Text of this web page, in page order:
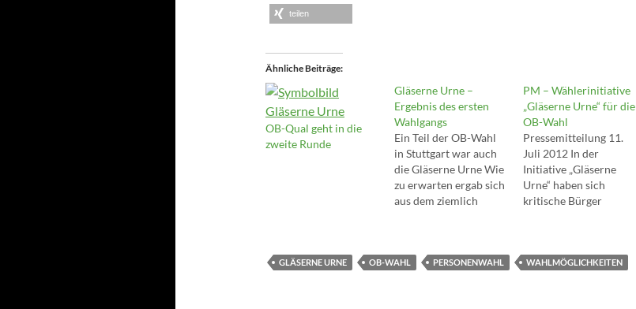
teilen
Ähnliche Beiträge
OB-Qual geht in die
zweite Runde
Gläserne Urne –
Ergebnis des ersten
Wahlgangs
Ein Teil der OB-Wahl
in Stuttgart war auch
die Gläserne Urne Wie
zu erwarten ergab sich
aus dem ziemlich
Zeichen nutzten und
PM – Wählerinitiative
„Gläserne Urne“ für die
OB-Wahl
Pressemitteilung 11.
Juli 2012 In der
Initiative „Gläserne
Urne“ haben sich
kritische Bürger
anstehenden OB-Wahl
GLÄSERNE URNE OB-WAHL PERSONENWAHL WAHLMÖGLICHKEITEN